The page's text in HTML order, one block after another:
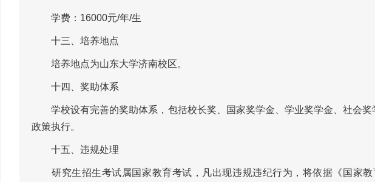
学费：16000元/年/生
十三、培养地点
培养地点为山东大学济南校区。
十四、奖助体系
学校设有完善的奖助体系，包括校长奖、国家奖学金、学业奖学金、社会奖
政策执行。
十五、违规处理
研究生招生考试属国家教育考试，凡出现违规违纪行为，将依据《国家教